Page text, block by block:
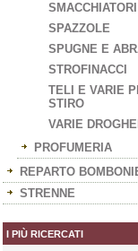
SMACCHIATORI
SPAZZOLE
SPUGNE E
STROFINACCI
TELI E VARIE
STIRO
VARIE
PROFUMERIA
REPARTO
STRENNE
I PIÙ RICERCATI